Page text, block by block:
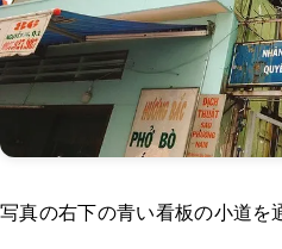
写真の右下の青い看板の小道を